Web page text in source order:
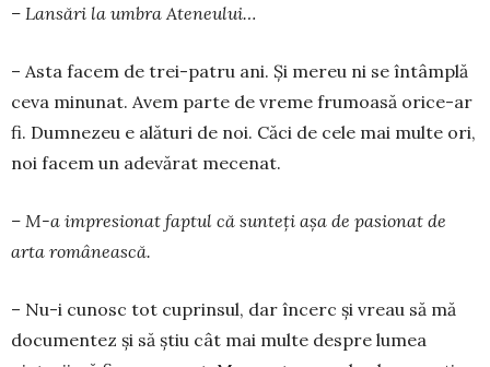
– Lansări la umbra Ate­neului…
– Asta facem de trei-patru ani. Și mereu ni se întâmplă
ceva minunat. Avem parte de vreme fru­moa­să orice-ar
fi. Dumnezeu e alături de noi. Căci de cele mai multe ori,
noi facem un adevărat me­cenat.
– M-a impresionat faptul că sunteți așa de pasionat de
arta românească.
– Nu-i cunosc tot cuprinsul, dar încerc şi vreau să mă
docu­mentez şi să ştiu cât mai multe despre lumea